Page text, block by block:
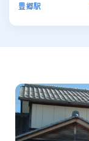
ニュースリリース
English
豊郷駅